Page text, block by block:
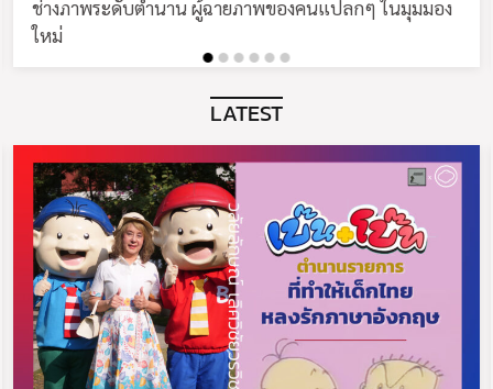
ช่างภาพระดับตำนาน ผู้ฉายภาพของคนแปลกๆ ในมุมมอง
ใหม่
LATEST